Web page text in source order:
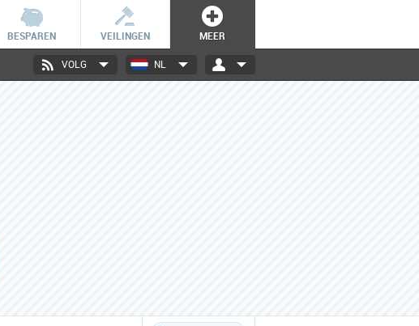
BESPAREN VEILINGEN MEER
NL
VOLG